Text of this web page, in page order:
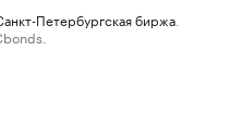
Петербургская биржа